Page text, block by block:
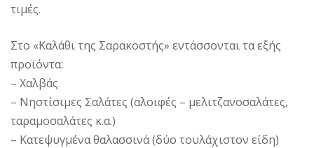
τιμές.
Στο «Καλάθι της Σαρακοστής» εντάσσονται τα εξής
προϊόντα:
– Χαλβάς
– Νηστίσιμες Σαλάτες (αλοιφές – μελιτζανοσαλάτες,
ταραμοσαλάτες κ.α.)
– Κατεψυγμένα θαλασσινά (δύο τουλάχιστον είδη)